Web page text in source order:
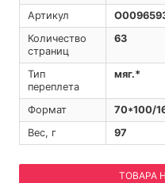
Артикул
Количество
страниц
63
Тип
переплета
мяг.*
Формат
70*100/
Вес, г
97
ТОВАРА